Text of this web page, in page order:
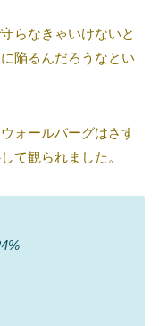
らなきゃいけないと
陥るんだろうなとい
ォールバーグはさす
て観られました。